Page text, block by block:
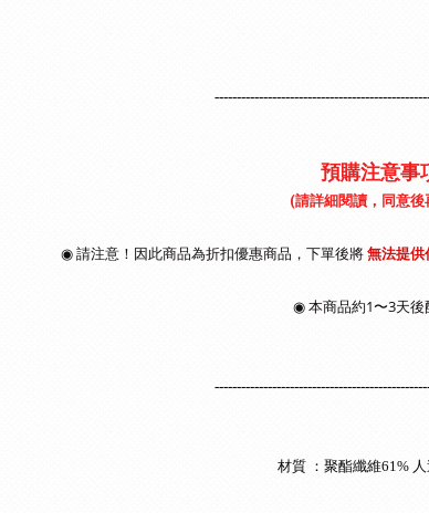
預購注意事
(請詳細閱讀，同意後
◉ 請注意！因此商品為折扣優惠商品，下單後將 無法提供
◉本商品約1〜3天後
材質 ：聚酯纖維61%